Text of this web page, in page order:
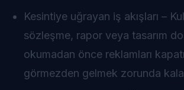
Kesintiye uğrayan iş akışları –
sözleşme, rapor veya tasarım
okumadan önce reklamları
görmezden gelmek zorunda